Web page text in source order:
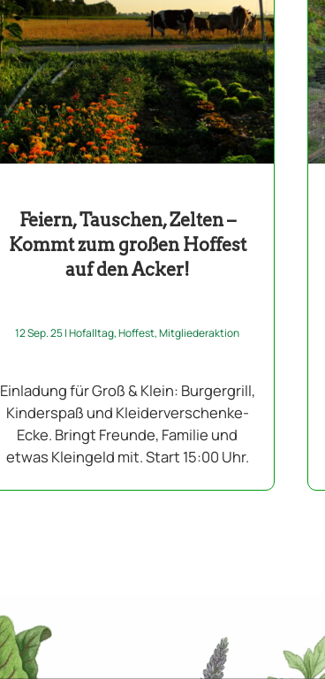
Feiern, Tauschen, Zelten –
Kommt zum großen Hoffest
auf den Acker!
12 Sep. 25|Hofalltag,Hoffest,Mitgliederaktion
Einladung für Groß & Klein: Burgergrill,
Kinderspaß und Kleiderverschenke-
Ecke. Bringt Freunde, Familie und
etwas Kleingeld mit. Start 15:00 Uhr.